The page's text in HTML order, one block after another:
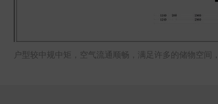
户型较中规中矩，空气流通顺畅，满足许多的储物空间